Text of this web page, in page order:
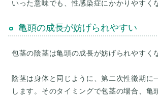
亀頭の成長が妨げられやすい
包茎の陰茎は亀頭の成長が妨げられやすく
陰茎は身体と同じように、第二次性徴期に
します。そのタイミングで包茎の場合、亀